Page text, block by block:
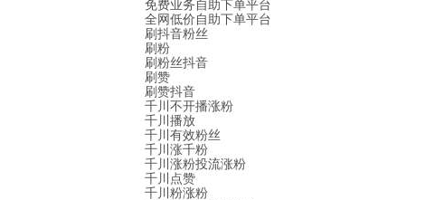
免费业务自助下单平台
全网低价自助下单平台
刷抖音粉丝
刷粉
刷粉丝抖音
刷赞
刷赞抖音
千川不开播涨粉
千川播放
千川有效粉丝
千川涨千粉
千川涨粉投流涨粉
千川点赞
千川粉涨粉